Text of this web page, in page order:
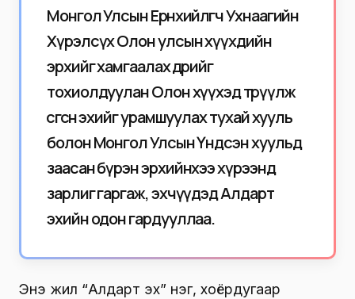
Монгол Улсын Ерөнхийлөгч Ухнаагийн
Хүрэлсүх Олон улсын хүүхдийн
эрхийг хамгаалах өдрийг
тохиолдуулан Олон хүүхэд төрүүлж
өсгөсөн эхийг урамшуулах тухай хууль
болон Монгол Улсын Үндсэн хуульд
заасан бүрэн эрхийнхээ хүрээнд
зарлиг гаргаж, эхчүүдэд Алдарт
эхийн одон гардууллаа.
Энэ жил “Алдарт эх” нэг, хоёрдугаар